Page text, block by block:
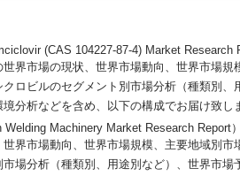
(CAS 104227-87-4) Market Research
界市場の現状、世界市場動向、世界市場規
ロビルのセグメント別市場分析（種類別
分析などを含め、以下の構成でお届け致し
Machinery Market Research Report
界市場動向、世界市場規模、主要地域別市
場分析（種類別、用途別など）、世界市場